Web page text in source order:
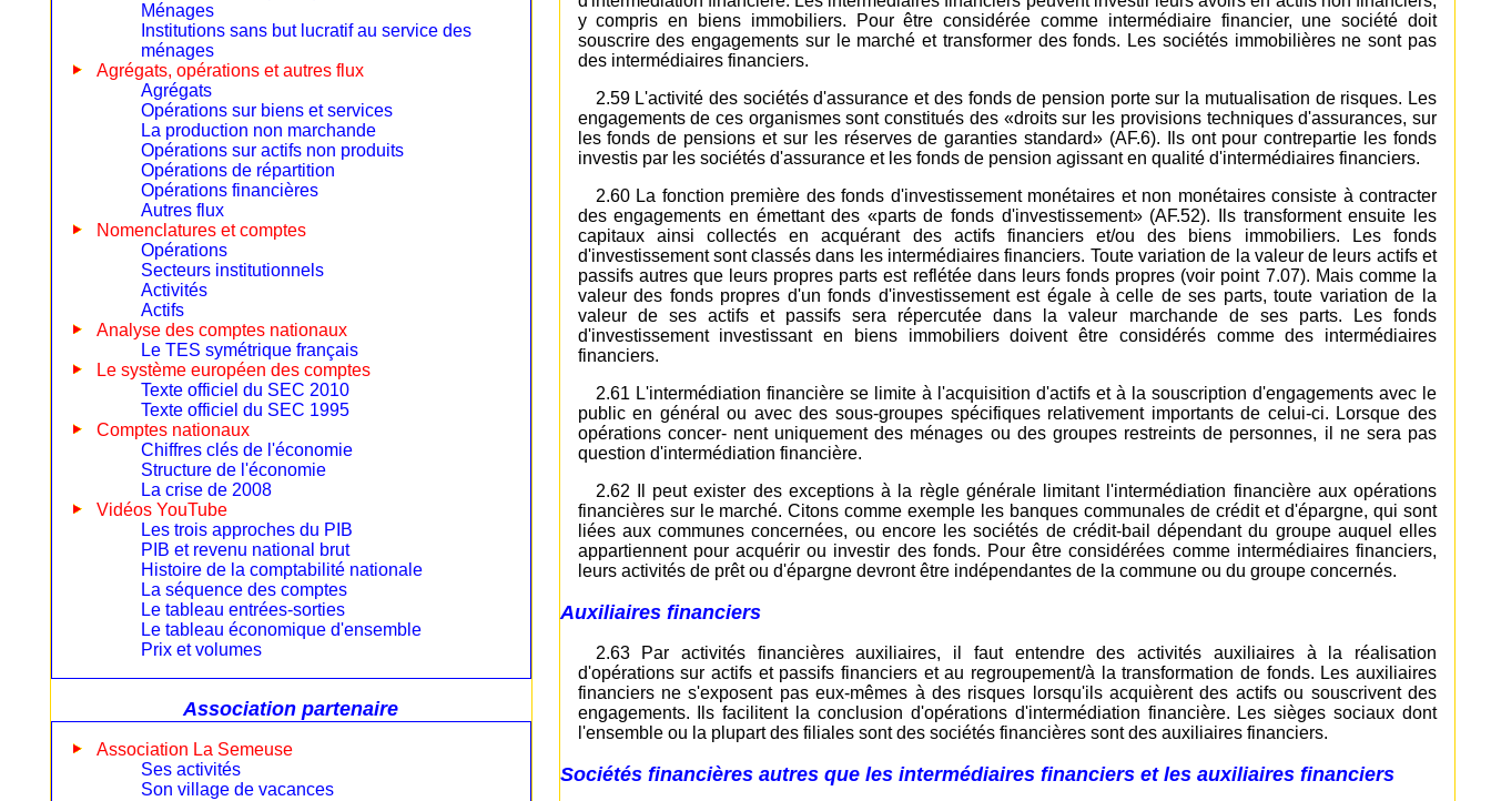
y compris en biens immobiliers. Pour être considérée comme intermédiaire financier, une société doit
souscrire des engagements sur le marché et transformer des fonds. Les sociétés immobilières ne sont pas
des intermédiaires financiers.
2.59 L'activité des sociétés d'assurance et des fonds de pension porte sur la mutualisation de risques. Les
engagements de ces organismes sont constitués des «droits sur les provisions techniques d'assurances, sur
les fonds de pensions et sur les réserves de garanties standard» (AF.6). Ils ont pour contrepartie les fonds
investis par les sociétés d'assurance et les fonds de pension agissant en qualité d'intermédiaires financiers.
2.60 La fonction première des fonds d'investissement monétaires et non monétaires consiste à contracter
des engagements en émettant des «parts de fonds d'investissement» (AF.52). Ils transforment ensuite les
capitaux ainsi collectés en acquérant des actifs financiers et/ou des biens immobiliers. Les fonds
d'investissement sont classés dans les intermédiaires financiers. Toute variation de la valeur de leurs actifs et
passifs autres que leurs propres parts est reflétée dans leurs fonds propres (voir point 7.07). Mais comme la
valeur des fonds propres d'un fonds d'investissement est égale à celle de ses parts, toute variation de la
valeur de ses actifs et passifs sera répercutée dans la valeur marchande de ses parts. Les fonds
d'investissement investissant en biens immobiliers doivent être considérés comme des intermédiaires
financiers.
2.61 L'intermédiation financière se limite à l'acquisition d'actifs et à la souscription d'engagements avec le
public en général ou avec des sous-groupes spécifiques relativement importants de celui-ci. Lorsque des
opérations concer- nent uniquement des ménages ou des groupes restreints de personnes, il ne sera pas
question d'intermédiation financière.
2.62 Il peut exister des exceptions à la règle générale limitant l'intermédiation financière aux opérations
financières sur le marché. Citons comme exemple les banques communales de crédit et d'épargne, qui sont
liées aux communes concernées, ou encore les sociétés de crédit-bail dépendant du groupe auquel elles
appartiennent pour acquérir ou investir des fonds. Pour être considérées comme intermédiaires financiers,
leurs activités de prêt ou d'épargne devront être indépendantes de la commune ou du groupe concernés.
Auxiliaires financiers
2.63 Par activités financières auxiliaires, il faut entendre des activités auxiliaires à la réalisation
d'opérations sur actifs et passifs financiers et au regroupement/à la transformation de fonds. Les auxiliaires
financiers ne s'exposent pas eux-mêmes à des risques lorsqu'ils acquièrent des actifs ou souscrivent des
engagements. Ils facilitent la conclusion d'opérations d'intermédiation financière. Les sièges sociaux dont
l'ensemble ou la plupart des filiales sont des sociétés financières sont des auxiliaires financiers.
Sociétés financières autres que les intermédiaires financiers et les auxiliaires financiers
Ménages
Institutions sans but lucratif au service des
ménages
Agrégats, opérations et autres flux
Agrégats
Opérations sur biens et services
La production non marchande
Opérations sur actifs non produits
Opérations de répartition
Opérations financières
Autres flux
Nomenclatures et comptes
Opérations
Secteurs institutionnels
Activités
Actifs
Analyse des comptes nationaux
Le TES symétrique français
Le système européen des comptes
Texte officiel du SEC 2010
Texte officiel du SEC 1995
Comptes nationaux
Chiffres clés de l'économie
Structure de l'économie
La crise de 2008
Vidéos YouTube
Les trois approches du PIB
PIB et revenu national brut
Histoire de la comptabilité nationale
La séquence des comptes
Le tableau entrées-sorties
Le tableau économique d'ensemble
Prix et volumes
Association partenaire
Association La Semeuse
Ses activités
Son village de vacances